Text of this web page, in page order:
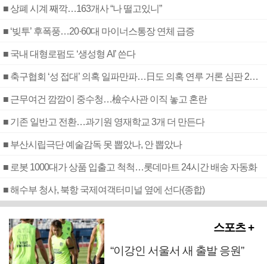
■ 상폐 시계 째깍…163개사 “나 떨고있니”
■ ‘빚투’ 후폭풍…20·60대 마이너스통장 연체 급증
■ 국내 대형로펌도 ‘생성형 AI’ 쓴다
■ 축구협회 ‘성 접대’ 의혹 일파만파…日도 의혹 연루 거론 심판 2명 조사
■ 근무여건 깜깜이 중수청…檢수사관 이직 놓고 혼란
■ 기존 일반고 전환…과기원 영재학교 3개 더 만든다
■ 부산시립극단 예술감독 못 뽑았나, 안 뽑았나
■ 로봇 1000대가 상품 입출고 척척…롯데마트 24시간 배송 자동화
■ 해수부 청사, 북항 국제여객터미널 옆에 선다(종합)
스포츠 +
“이강인 서울서 새 출발 응원”